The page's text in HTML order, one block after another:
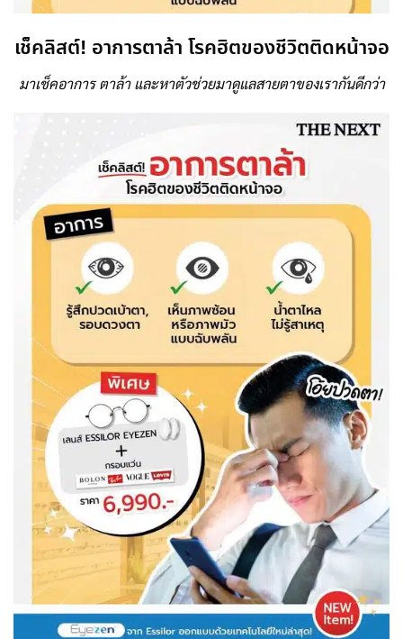
เช็คลิสต์! อาการตาล้า โรคฮิตของชีวิตติดหน้าจอ
มาเช็คอาการ ตาล้า และหาตัวช่วยมาดูแลสายตาของเรากันดีกว่า